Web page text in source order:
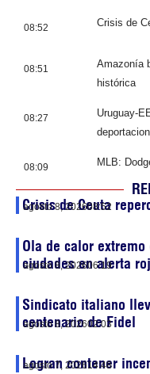
08:52 Crisis de
08:51
Amazonía
histórica
08:27
Uruguay-
08:09 MLB:
Crisis de Ceuta
agosto 8, 202608:52
Ola de calor
ciudades en alerta
agosto 8, 202606:19
Sindicato italiano
centenario de Fidel
agosto 8, 202602:03
Logran contener
agosto 7, 202614:48